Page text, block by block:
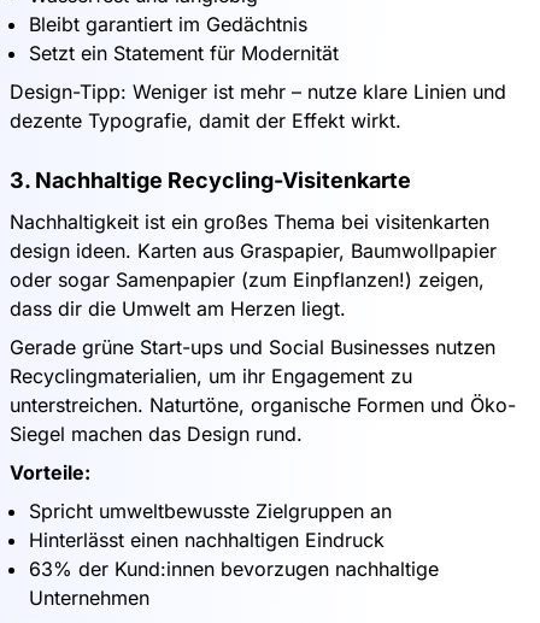
Bleibt garantiert im Gedächtnis
Setzt ein Statement für Modernität
Design-Tipp: Weniger ist mehr – nutze klare Linien und
dezente Typografie, damit der Effekt wirkt.
3. Nachhaltige Recycling-Visitenkarte
Nachhaltigkeit ist ein großes Thema bei visitenkarten
design ideen. Karten aus Graspapier, Baumwollpapier
oder sogar Samenpapier (zum Einpflanzen!) zeigen,
dass dir die Umwelt am Herzen liegt.
Gerade grüne Start-ups und Social Businesses nutzen
Recyclingmaterialien, um ihr Engagement zu
unterstreichen. Naturtöne, organische Formen und Öko-
Siegel machen das Design rund.
Vorteile:
Spricht umweltbewusste Zielgruppen an
Hinterlässt einen nachhaltigen Eindruck
63% der Kund:innen bevorzugen nachhaltige
Unternehmen